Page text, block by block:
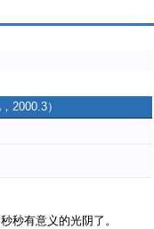
2000.3）
秒有意义的光阴了。